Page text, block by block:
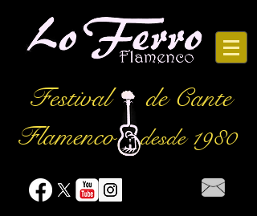
Festival
de Cante
Flamencodesde 1980